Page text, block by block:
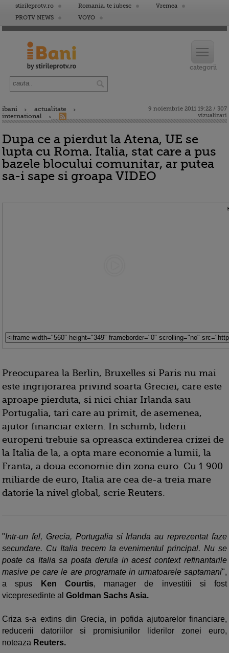
stirileprotv.ro Romania, te iubesc
Vremea
PROTV NEWS
VOYO
ibani
actualitate
international
9 noiembrie 2011 19:22 / 307
vizualizari
Dupa ce a pierdut la Atena, UE se
lupta cu Roma. Italia, stat care a pus
bazele blocului comunitar, ar putea
sa-i sape si groapa VIDEO
Preocuparea la Berlin, Bruxelles si Paris nu mai
este ingrijorarea privind soarta Greciei, care este
aproape pierduta, si nici chiar Irlanda sau
Portugalia, tari care au primit, de asemenea,
ajutor financiar extern. In schimb, liderii
europeni trebuie sa opreasca extinderea crizei de
la Italia de la, a opta mare economie a lumii, la
Franta, a doua economie din zona euro. Cu 1.900
miliarde de euro, Italia are cea de-a treia mare
datorie la nivel global, scrie Reuters.
"Intr-un fel, Grecia, Portugalia si Irlanda au reprezentat faze
secundare. Cu Italia trecem la evenimentul principal. Nu se
poate ca Italia sa poata derula in acest context refinantarile
masive pe care le are programate in urmatoarele saptamani",
a spus
Ken Courtis, manager de investitii si fost
vicepresedinte al Goldman Sachs Asia.
Criza s-a extins din Grecia, in pofida ajutoarelor financiare,
reducerii datoriilor si promisiunilor liderilor zonei euro,
noteaza Reuters.